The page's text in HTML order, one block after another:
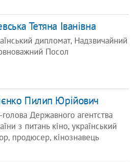
Тетяна Іванівна
дипломат, Надзвичайний
Посол
Пилип Юрійович
голова Державного агентства
з питань кіно, український
продюсер, кінознавець